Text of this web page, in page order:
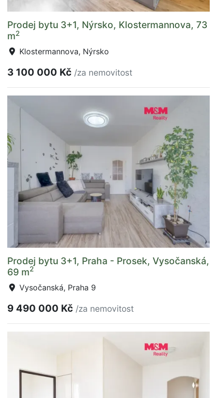
Prodej bytu 3+1, Nýrsko, Klostermannova, 73
m2
Klostermannova, Nýrsko
3 100 000 Kč /za nemovitost
Prodej bytu 3+1, Praha - Prosek, Vysočanská,
69 m2
Vysočanská, Praha 9
9 490 000 Kč /za nemovitost